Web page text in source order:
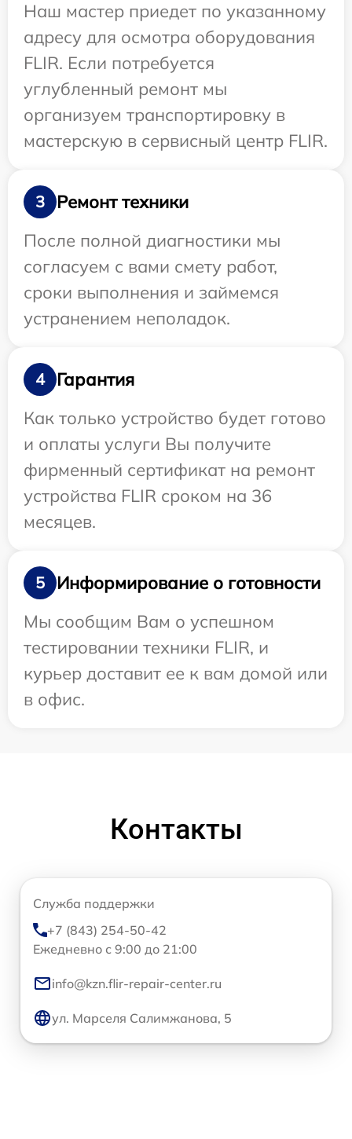
Наш мастер приедет по указанному
адресу для осмотра оборудования
FLIR. Если потребуется
углубленный ремонт мы
организуем транспортировку в
мастерскую в сервисный центр FLIR.
3
Ремонт техники
После полной диагностики мы
согласуем с вами смету работ,
сроки выполнения и займемся
устранением неполадок.
4
Гарантия
Как только устройство будет готово
и оплаты услуги Вы получите
фирменный сертификат на ремонт
устройства FLIR сроком на 36
месяцев.
5
Информирование о готовности
Мы сообщим Вам о успешном
тестировании техники FLIR, и
курьер доставит ее к вам домой или
в офис.
Контакты
Служба поддержки
+7 (843) 254-50-42
Ежедневно с 9:00 до 21:00
info@kzn.flir-repair-center.ru
ул. Марселя Салимжанова, 5